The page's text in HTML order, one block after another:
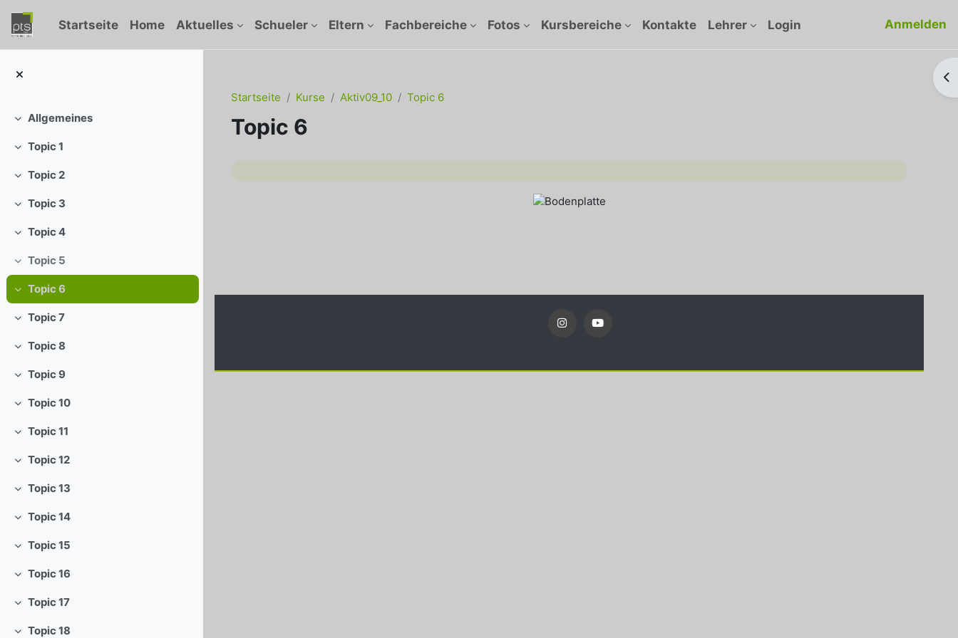
Startseite Home Aktuelles Schueler Eltern Fachbereiche Fotos Kursbereiche Kontakte Lehrer Login Anmelden
Einklappen
Allgemeines
Einklappen
Topic 1
Einklappen
Topic 2
Einklappen
Topic 3
Einklappen
Topic 4
Einklappen
Topic 5
Einklappen
Topic 6
Einklappen
Topic 7
Einklappen
Topic 8
Einklappen
Topic 9
Einklappen
Topic 10
Einklappen
Topic 11
Einklappen
Topic 12
Einklappen
Topic 13
Einklappen
Topic 14
Einklappen
Topic 15
Einklappen
Topic 16
Einklappen
Topic 17
Topic 18
Startseite
Kurse Aktiv09_10 Topic 6
Topic 6